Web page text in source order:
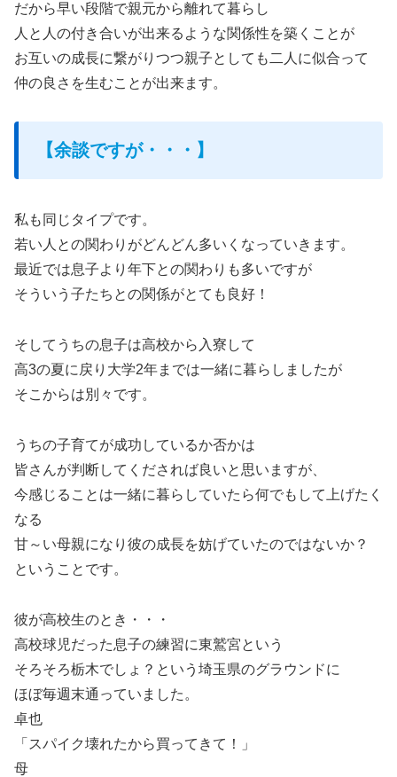
だから早い段階で親元から離れて暮らし
人と人の付き合いが出来るような関係性を築くことが
お互いの成長に繋がりつつ親子としても二人に似合って
仲の良さを生むことが出来ます。
【余談ですが・・・】
私も同じタイプです。
若い人との関わりがどんどん多いくなっていきます。
最近では息子より年下との関わりも多いですが
そういう子たちとの関係がとても良好！
そしてうちの息子は高校から入寮して
高3の夏に戻り大学2年までは一緒に暮らしましたが
そこからは別々です。
うちの子育てが成功しているか否かは
皆さんが判断してくだされば良いと思いますが、
今感じることは一緒に暮らしていたら何でもして上げたく
なる
甘～い母親になり彼の成長を妨げていたのではないか？
ということです。
彼が高校生のとき・・・
高校球児だった息子の練習に東鷲宮という
そろそろ栃木でしょ？という埼玉県のグラウンドに
ほぼ毎週末通っていました。
卓也
「スパイク壊れたから買ってきて！」
母